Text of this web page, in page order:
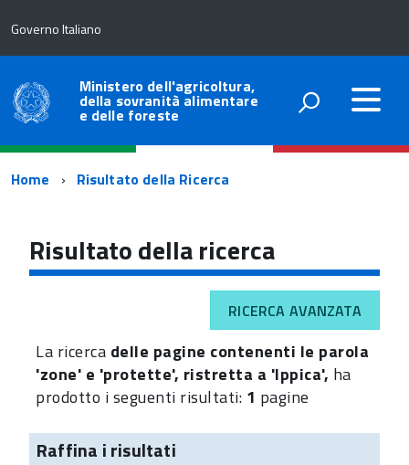
Governo Italiano
Ministero dell'agricoltura,
della sovranità alimentare
e delle foreste
Percorso
navigazione
Home Risultato della Ricerca
Risultato della ricerca
RICERCA AVANZATA
La ricerca delle pagine contenenti le parola
'zone' e 'protette', ristretta a 'Ippica', ha
prodotto i seguenti risultati: 1 pagine
Raffina i risultati